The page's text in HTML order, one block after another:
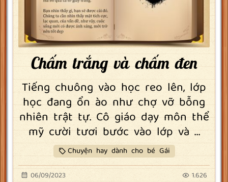
Chấm trắng và chấm đen
Tiếng chuông vào học reo lên, lớp
học đang ổn ào như chợ vỡ bỗng
nhiên trật tự. Cô giáo dạy môn thể
mỹ cười tươi bước vào lớp và ...
Chuyện hay dành cho bé Gái
06/09/2023 1.626